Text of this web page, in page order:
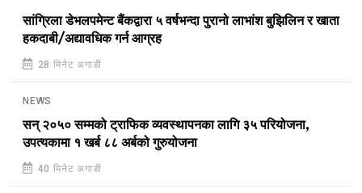
सांग्रिला डेभलपमेन्ट बैंकद्वारा ५ वर्षभन्दा पुरानो लाभांश बुझिलिन र खाता
हकदाबी/अद्यावधिक गर्न आग्रह
28 मिनेट अगाडी
NEWS
सन् २०५० सम्मको ट्राफिक व्यवस्थापनका लागि ३५ परियोजना,
उपत्यकामा १ खर्ब ८८ अर्बको गुरुयोजना
40 मिनेट अगाडी